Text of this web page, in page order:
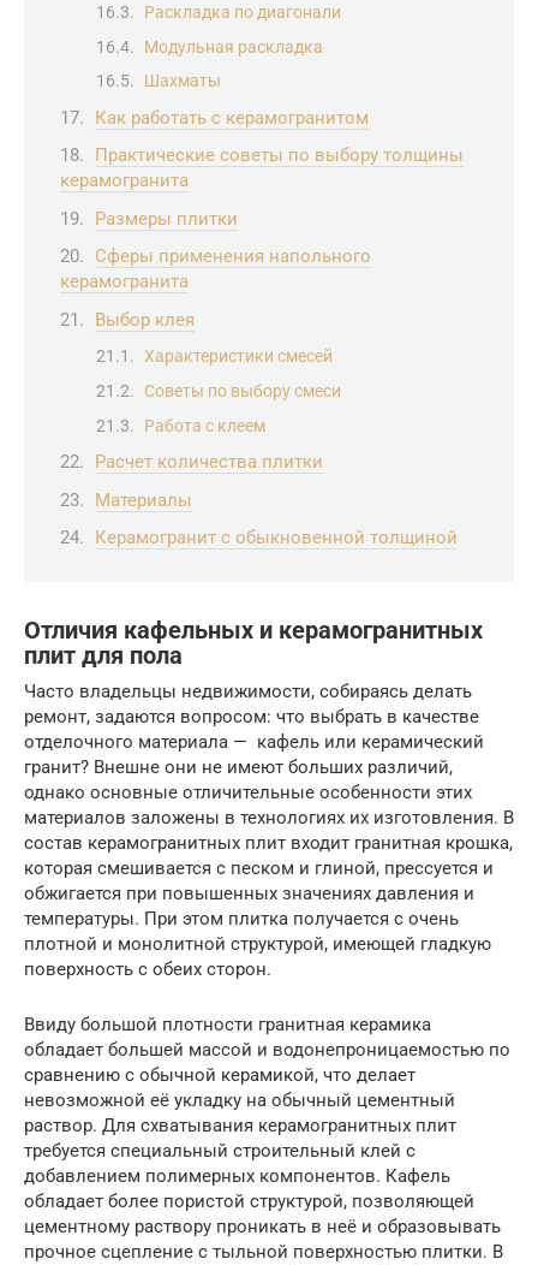
Раскладка по диагонали
Модульная раскладка
Шахматы
Как работать с керамогранитом
Практические советы по выбору толщины
керамогранита
Размеры плитки
Сферы применения напольного
керамогранита
Выбор клея
Характеристики смесей
Советы по выбору смеси
Работа с клеем
Расчет количества плитки
Материалы
Керамогранит с обыкновенной толщиной
Отличия кафельных и керамогранитных
плит для пола
Часто владельцы недвижимости, собираясь делать
ремонт, задаются вопросом: что выбрать в качестве
отделочного материала — кафель или керамический
гранит? Внешне они не имеют больших различий,
однако основные отличительные особенности этих
материалов заложены в технологиях их изготовления. В
состав керамогранитных плит входит гранитная крошка,
которая смешивается с песком и глиной, прессуется и
обжигается при повышенных значениях давления и
температуры. При этом плитка получается с очень
плотной и монолитной структурой, имеющей гладкую
поверхность с обеих сторон.
Ввиду большой плотности гранитная керамика
обладает большей массой и водонепроницаемостью по
сравнению с обычной керамикой, что делает
невозможной её укладку на обычный цементный
раствор. Для схватывания керамогранитных плит
требуется специальный строительный клей с
добавлением полимерных компонентов. Кафель
обладает более пористой структурой, позволяющей
цементному раствору проникать в неё и образовывать
прочное сцепление с тыльной поверхностью плитки. В